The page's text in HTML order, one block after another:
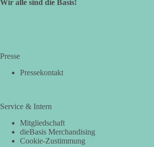
Wir alle sind die Basis!
Presse
Pressekontakt
Service & Intern
Mitgliedschaft
dieBasis Merchandising
Cookie-Zustimmung